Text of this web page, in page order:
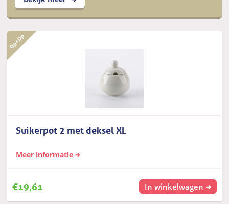
Suikerpot 2 met deksel XL
Meer informatie
€19,61 In winkelwagen